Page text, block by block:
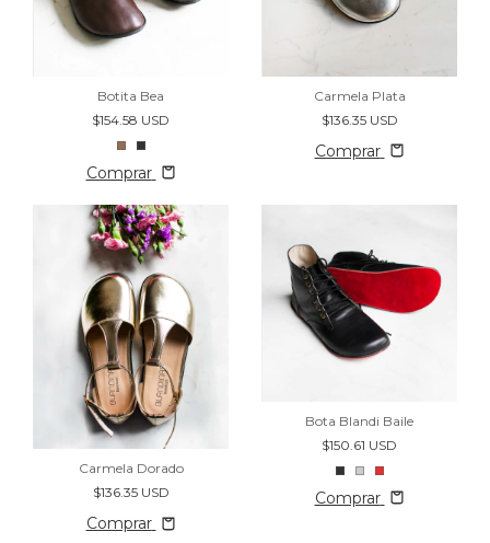
Botita Bea
$154.58 USD
Comprar
Carmela Plata
$136.35 USD
Comprar
Carmela Dorado
$136.35 USD
Comprar
Bota Blandi Baile
$150.61 USD
Comprar